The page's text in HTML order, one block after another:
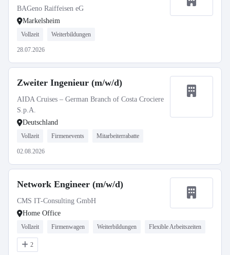
BAGeno Raiffeisen eG
Markelsheim
Vollzeit Weiterbildungen
28.07.2026
Zweiter Ingenieur (m/w/d)
AIDA Cruises – German Branch of Costa Crociere
S.p.A.
Deutschland
Vollzeit Firmenevents Mitarbeiterrabatte
02.08.2026
Network Engineer (m/w/d)
CMS IT-Consulting GmbH
Home Office
Vollzeit Firmenwagen Weiterbildungen Flexible Arbeitszeiten
2